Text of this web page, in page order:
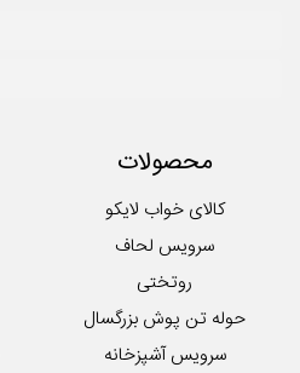
محصولات
کالای خواب لایکو
سرویس لحاف
روتختی
حوله تن پوش بزرگسال
سرویس آشپزخانه